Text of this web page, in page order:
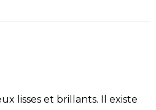
lisses et brillants. Il existe